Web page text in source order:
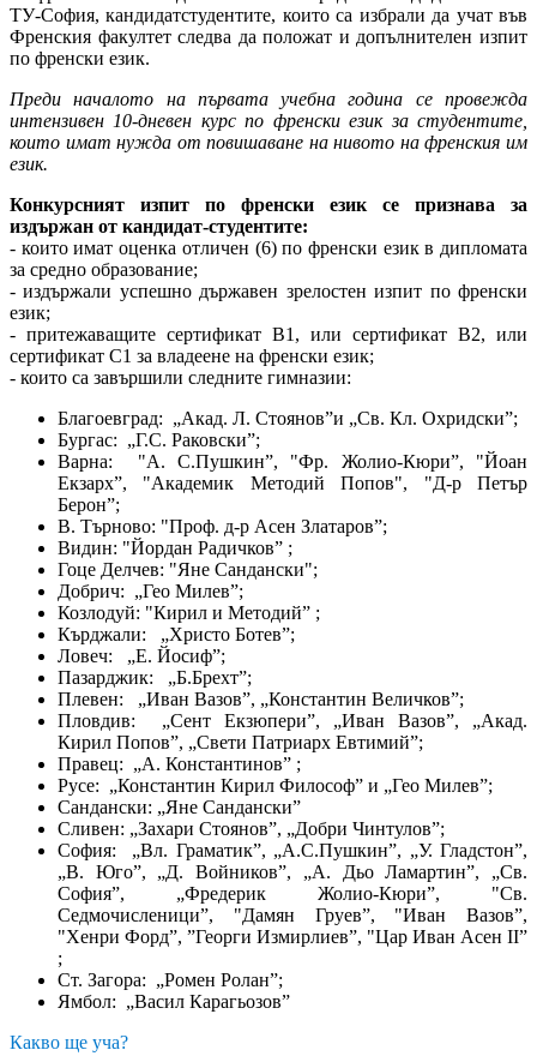
ТУ-София, кандидатстудентите, които са избрали да учат във
Френския факултет следва да положат и допълнителен изпит
по френски език.
Преди началото на първата учебна година се провежда
интензивен 10-дневен курс по френски език за студентите,
които имат нужда от повишаване на нивото на френския им
език.
Конкурсният изпит по френски език се признава за
издържан от кандидат-студентите:
- които имат оценка отличен (6) по френски език в дипломата
за средно образование;
- издържали успешно държавен зрелостен изпит по френски
език;
- притежаващите сертификат В1, или сертификат В2, или
сертификат С1 за владеене на френски език;
- които са завършили следните гимназии:
Благоевград: „Акад. Л. Стоянов”и „Св. Кл. Охридски”;
Бургас: „Г.С. Раковски”;
Варна: "А. С.Пушкин”, "Фр. Жолио-Кюри”, "Йоан
Екзарх”, "Академик Методий Попов", "Д-р Петър
Берон”;
В. Търново: "Проф. д-р Асен Златаров”;
Видин: "Йордан Радичков” ;
Гоце Делчев: "Яне Сандански";
Добрич: „Гео Милев”;
Козлодуй: "Кирил и Методий” ;
Кърджали: „Христо Ботев”;
Ловеч: „Е. Йосиф”;
Пазарджик: „Б.Брехт”;
Плевен: „Иван Вазов”, „Константин Величков”;
Пловдив: „Сент Екзюпери”, „Иван Вазов”, „Акад.
Кирил Попов”, „Свети Патриарх Евтимий”;
Правец: „А. Константинов” ;
Русе: „Константин Кирил Философ” и „Гео Милев”;
Сандански: „Яне Сандански”
Сливен: „Захари Стоянов”, „Добри Чинтулов”;
София: „Вл. Граматик”, „А.С.Пушкин”, „У. Гладстон”,
„В. Юго”, „Д. Войников”, „А. Дьо Ламартин”, „Св.
София”, „Фредерик Жолио-Кюри”, "Св.
Седмочисленици”, "Дамян Груев”, "Иван Вазов”,
"Хенри Форд”, ”Георги Измирлиев”, "Цар Иван Асен II”
;
Ст. Загора: „Ромен Ролан”;
Ямбол: „Васил Карагьозов”
Какво ще уча?